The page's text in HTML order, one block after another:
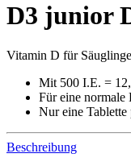
D3 junior
Vitamin D für
Mit 500 I.E. =
Für eine
Nur eine Tablette
Beschreibung